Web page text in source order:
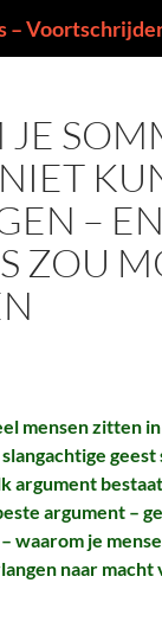
–
ZOU
mensen zitten
argument
argument –
waarom je
naar macht